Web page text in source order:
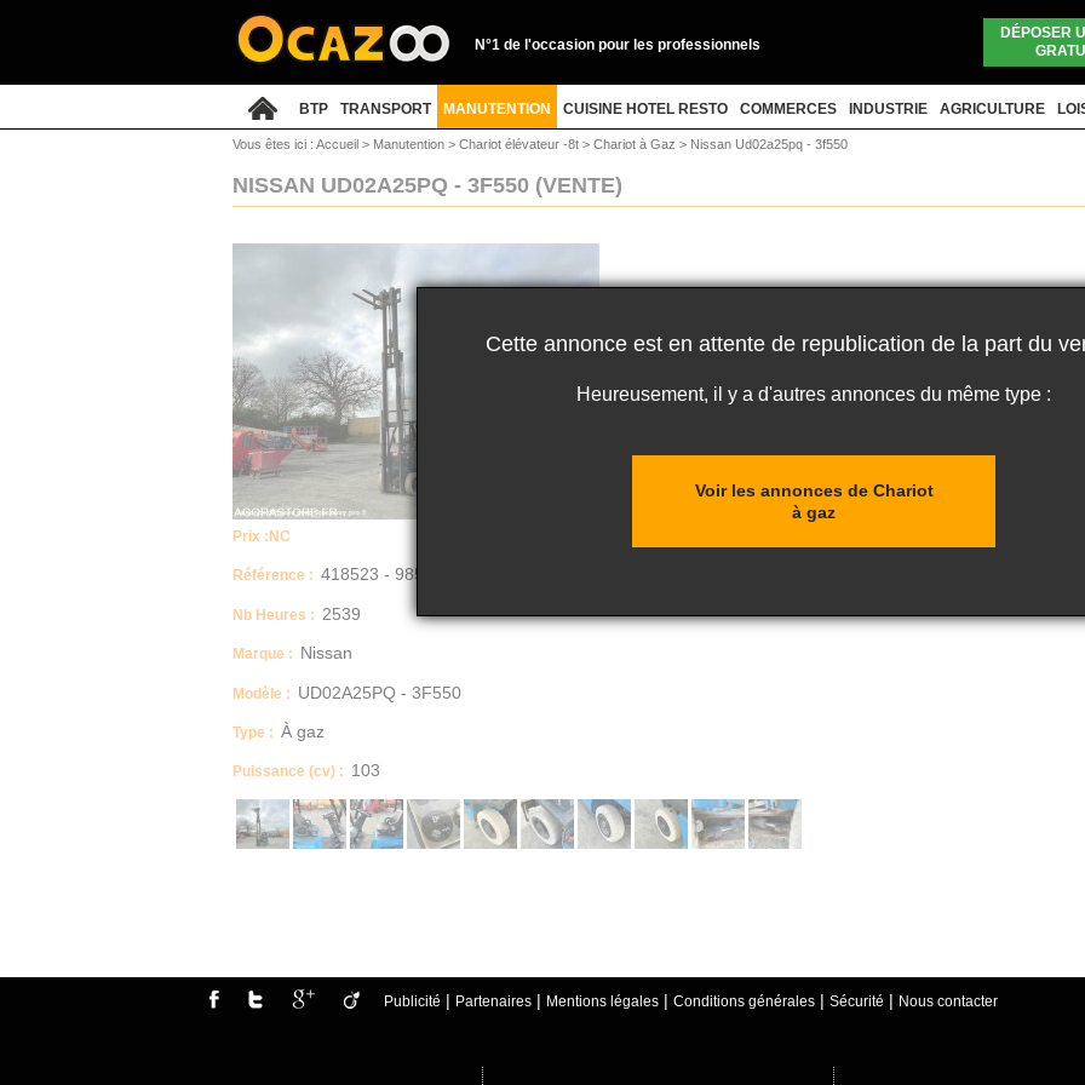
N°1 de l'occasion pour les professionnels
DÉPOSER
BTP TRANSPORT MANUTENTION CUISINE HOTEL RESTO COMMERCES INDUSTRIE AGRICULTURE
Vous êtes ici : Accueil > Manutention > Chariot élévateur -8t > Chariot à Gaz > Nissan Ud02a25pq - 3f550
NISSAN UD02A25PQ - 3F550 (VENTE)
Prix : NC
Référence : 418523 - 985
Nb Heures : 2539
Marque : Nissan
Modèle : UD02A25PQ - 3F550
Type : À gaz
Puissance (cv) : 103
Chariot élévateur frontal GAZ Nissan UD02A25PQ - 3F550
année 2007
Cette annonce est en attente de republication de la part du
Heureusement, il y a d'autres annonces du même type :
Voir les annonces de Chariot
à gaz
Publicité | Partenaires | Mentions légales | Conditions générales | Sécurité | Nous contacter